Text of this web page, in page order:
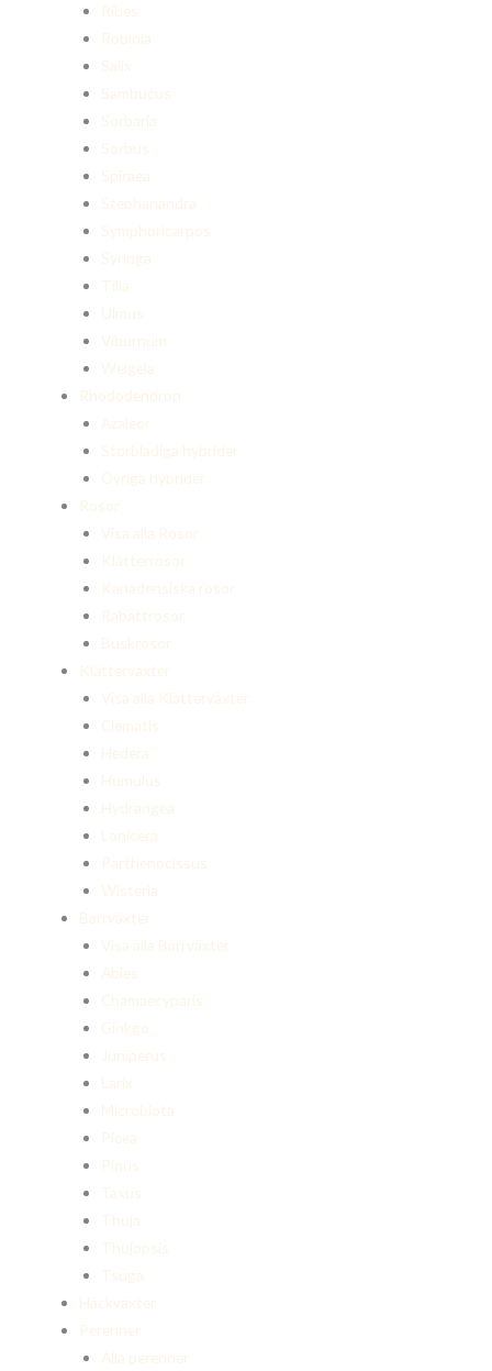
Ribes
Robinia
Salix
Sambucus
Sorbaria
Sorbus
Spiraea
Stephanandra
Symphoricarpos
Syringa
Tilia
Ulmus
Viburnum
Weigela
Rhododendron
Azaleor
Storbladiga hybrider
Övriga hybrider
Rosor
Visa alla Rosor
Klätterrosor
Kanadensiska rosor
Rabattrosor
Buskrosor
Klätterväxter
Visa alla Klätterväxter
Clematis
Hedera
Humulus
Hydrangea
Lonicera
Parthenocissus
Wisteria
Barrväxter
Visa alla Barrväxter
Abies
Chamaecyparis
Ginkgo
Juniperus
Larix
Microbiota
Picea
Pinus
Taxus
Thuja
Thujopsis
Tsuga
Häckväxter
Perenner
Alla perenner